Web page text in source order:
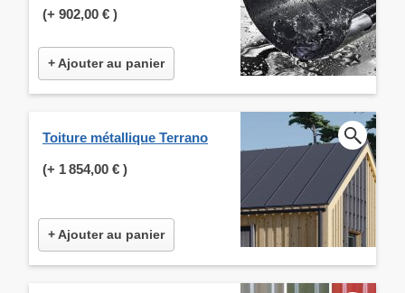
(+ 902,00 € )
+ Ajouter au panier
Toiture métallique Terrano
(+ 1 854,00 € )
+ Ajouter au panier